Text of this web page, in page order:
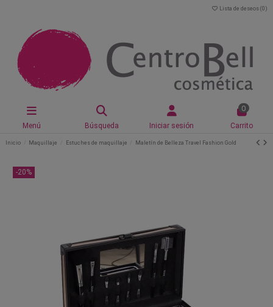
Lista de deseos (0 )
Menú Búsqueda Iniciar sesión
0
Carrito
Inicio Maquillaje Estuches de maquillaje Maletín de Belleza Travel Fashion Gold
-20%